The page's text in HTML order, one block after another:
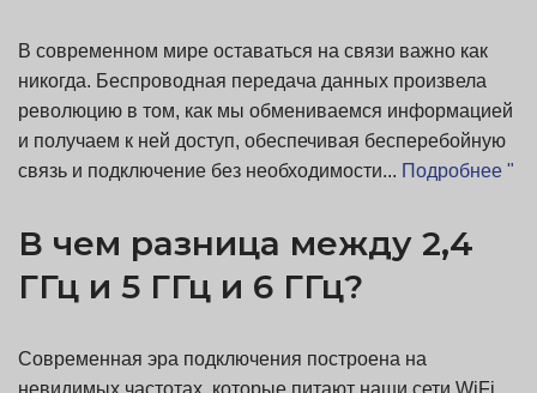
В современном мире оставаться на связи важно как
никогда. Беспроводная передача данных произвела
революцию в том, как мы обмениваемся информацией
и получаем к ней доступ, обеспечивая бесперебойную
связь и подключение без необходимости... Подробнее "
В чем разница между 2,4
ГГц и 5 ГГц и 6 ГГц?
Современная эра подключения построена на
невидимых частотах, которые питают наши сети WiFi.